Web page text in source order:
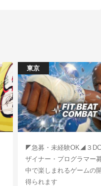
東京
◤急募・未経験OK◢３
ザイナー・プログラマー
中で楽しまれるゲームの
得られます